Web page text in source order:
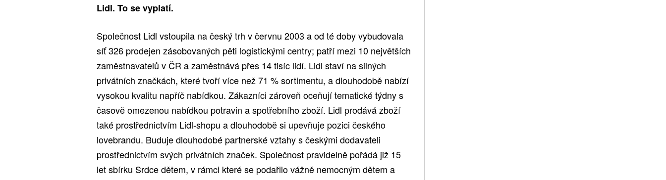
Lidl. To se vyplatí.
Společnost Lidl vstoupila na český trh v červnu 2003 a od té doby vybudovala
síť 326 prodejen zásobovaných pěti logistickými centry; patří mezi 10 největších
zaměstnavatelů v ČR a zaměstnává přes 14 tisíc lidí. Lidl staví na silných
privátních značkách, které tvoří více než 71 % sortimentu, a dlouhodobě nabízí
vysokou kvalitu napříč nabídkou. Zákazníci zároveň oceňují tematické týdny s
časově omezenou nabídkou potravin a spotřebního zboží. Lidl prodává zboží
také prostřednictvím Lidl-shopu a dlouhodobě si upevňuje pozici českého
lovebrandu. Buduje dlouhodobé partnerské vztahy s českými dodavateli
prostřednictvím svých privátních značek. Společnost pravidelně pořádá již 15
let sbírku Srdce dětem, v rámci které se podařilo vážně nemocným dětem a